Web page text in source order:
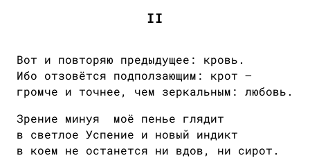
II
Вот и повторяю предыдущее: кровь.
Ибо отзовётся подползающим: крот —
громче и точнее, чем зеркальным: любовь.
Зрение минуя моё пенье глядит
в светлое Успение и новый индикт
в коем не останется ни вдов, ни сирот.